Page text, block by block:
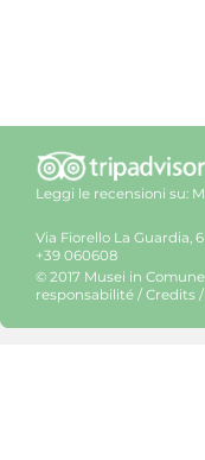
Leggi le recensioni su:
Via Fiorello La Guardia,
+39 060608
© 2017 Musei in Comune
responsabilité / Credits /